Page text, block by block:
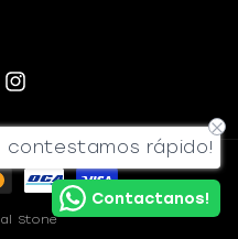
Instagram
Stone
Contactanos!
contestamos rápido!